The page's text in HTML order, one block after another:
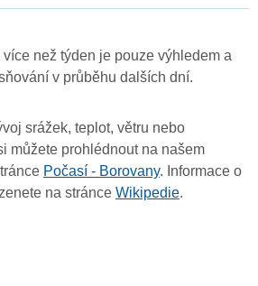
než týden je pouze výhledem a
v průběhu dalších dní.
srážek, teplot, větru nebo
můžete prohlédnout na našem
Počasí - Borovany. Informace o
na stránce Wikipedie.